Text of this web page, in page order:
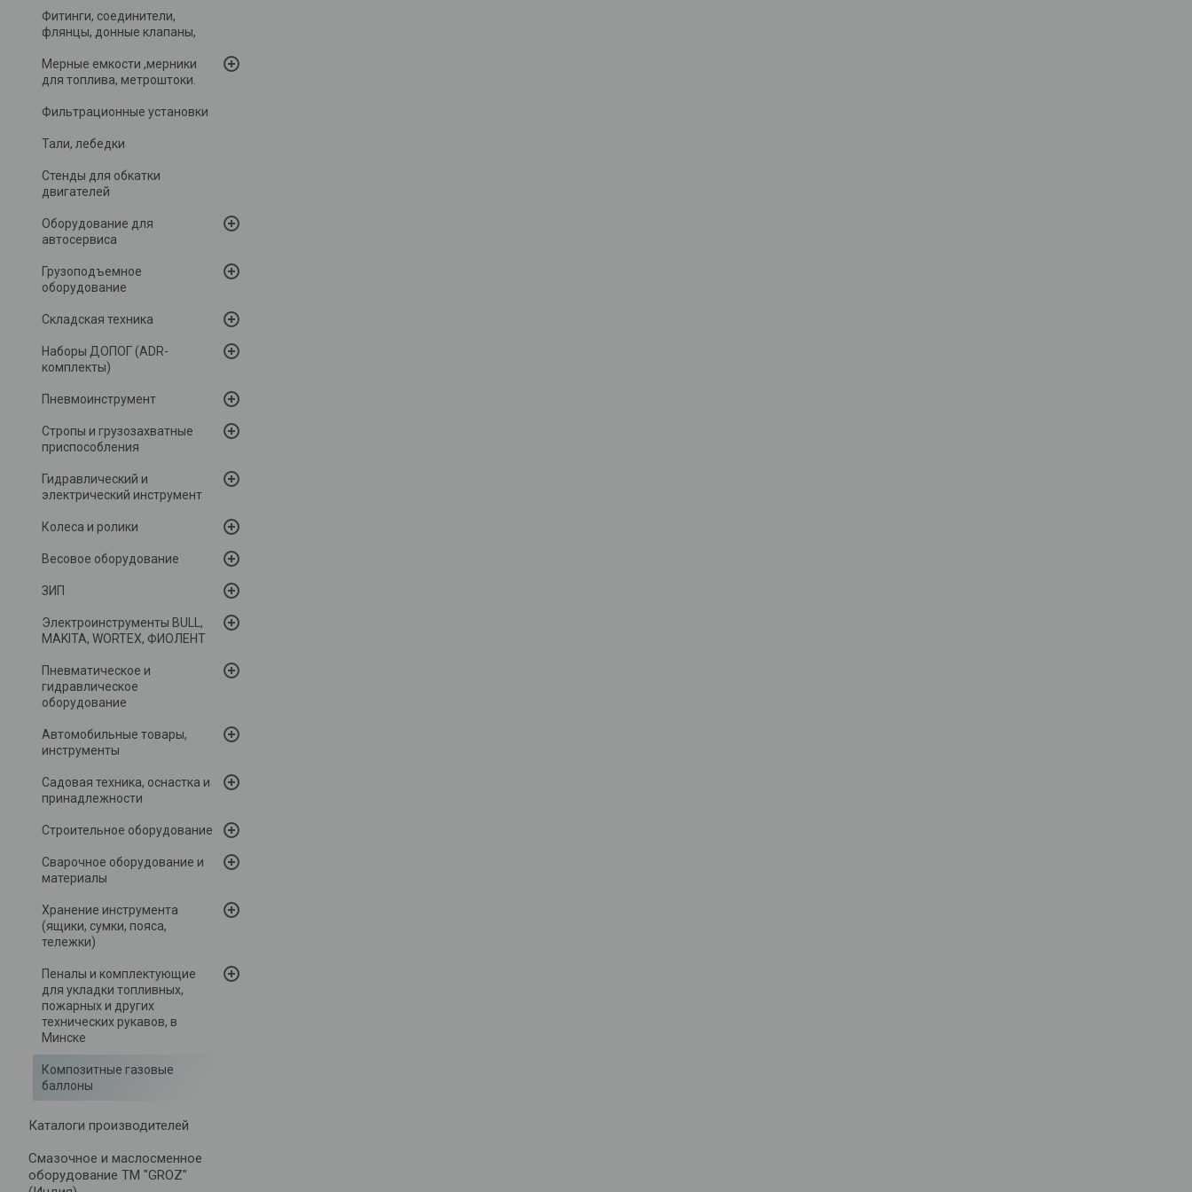
Фитинги, соединители,
флянцы, донные клапаны,
Мерные емкости ,мерники
для топлива, метроштоки.
Фильтрационные установки
Тали, лебедки
Стенды для обкатки
двигателей
Оборудование для
автосервиса
Грузоподъемное
оборудование
Складская техника
Наборы ДОПОГ (ADR-
комплекты)
Пневмоинструмент
Стропы и грузозахватные
приспособления
Гидравлический и
электрический инструмент
Колеса и ролики
Весовое оборудование
ЗИП
Электроинструменты BULL,
MAKITA, WORTEX, ФИОЛЕНТ
Пневматическое и
гидравлическое
оборудование
Автомобильные товары,
инструменты
Садовая техника, оснастка и
принадлежности
Строительное оборудование
Сварочное оборудование и
материалы
Хранение инструмента
(ящики, сумки, пояса,
тележки)
Пеналы и комплектующие
для укладки топливных,
пожарных и других
технических рукавов, в
Минске
Композитные газовые
баллоны
Каталоги производителей
Cмазочное и маслосменное
оборудование ТМ "GROZ"